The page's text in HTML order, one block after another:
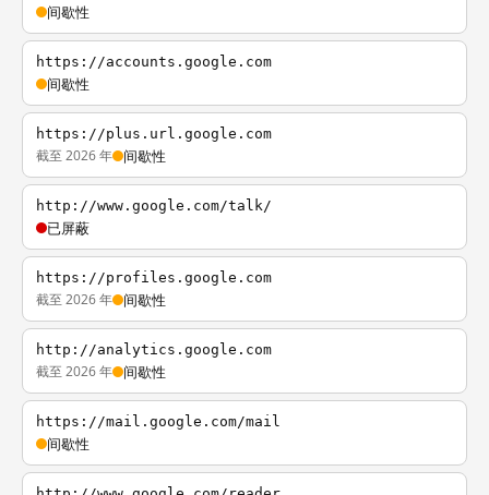
间歇性
https://accounts.google.com
间歇性
https://plus.url.google.com
截至 2026 年 间歇性
http://www.google.com/talk/
已屏蔽
https://profiles.google.com
截至 2026 年 间歇性
http://analytics.google.com
截至 2026 年 间歇性
https://mail.google.com/mail
间歇性